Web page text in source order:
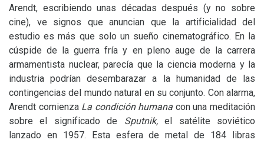
Arendt, escribiendo unas décadas después (y no sobre
cine), ve signos que anuncian que la artificialidad del
estudio es más que solo un sueño cinematográfico. En la
cúspide de la guerra fría y en pleno auge de la carrera
armamentista nuclear, parecía que la ciencia moderna y la
industria podrían desembarazar a la humanidad de las
contingencias del mundo natural en su conjunto. Con alarma,
Arendt comienza La condición humana con una meditación
sobre el significado de Sputnik,el satélite soviético
lanzado en 1957. Esta esfera de metal de 184 libras